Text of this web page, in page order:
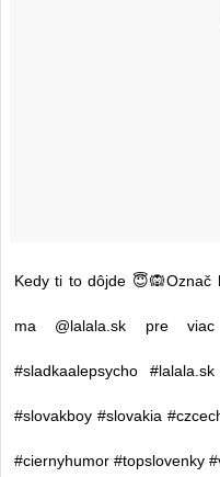
Kedy ti to dôjde
ma @lalala.sk pre
#sladkaalepsycho
#slovakboy #slovakia
#ciernyhumor #topslovenky